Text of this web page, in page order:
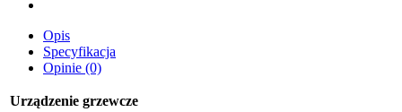
Opis
Specyfikacja
Opinie (0)
Urządzenie grzewcze